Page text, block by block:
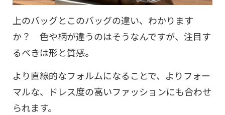
上のバッグとこのバッグの違い、わかります
か？ 色や柄が違うのはそうなんですが、注目す
るべきは形と質感。
より直線的なフォルムになることで、よりフォー
マルな、ドレス度の高いファッションにも合わせ
られます。